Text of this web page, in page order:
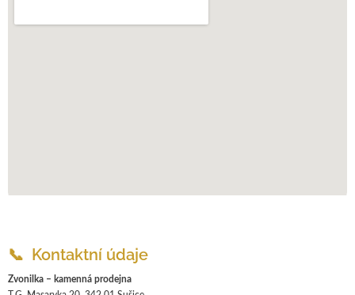
📞 Kontaktní údaje
Zvonilka – kamenná prodejna